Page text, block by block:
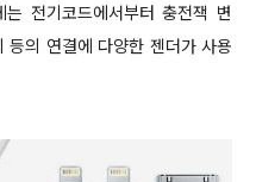
는 전기코드에서부터 충전잭 변
등의 연결에 다양한 젠더가 사용